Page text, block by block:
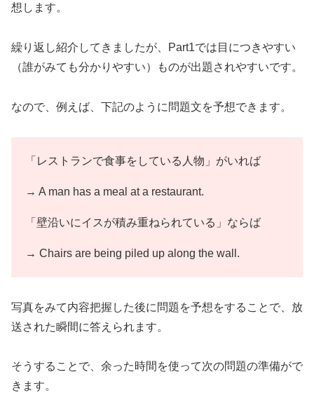
想します。
繰り返し紹介してきましたが、Part1では目につきやすい
（誰がみても分かりやすい）ものが出題されやすいです。
なので、例えば、下記のように問題文を予想できます。
「レストランで食事をしている人物」がいれば
→ A man has a meal at a restaurant.
「壁沿いにイスが積み重ねられている」ならば
→ Chairs are being piled up along the wall.
写真をみて内容把握した後に問題を予想をすることで、放
送された瞬間に答えられます。
そうすることで、余った時間を使って次の問題の準備がで
きます。